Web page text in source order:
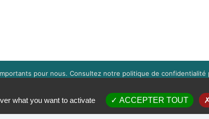
pour nous. Consultez notre politique de
OK EN SAVOIR PLUS
what you want to activate
ACCEPTER TOUT